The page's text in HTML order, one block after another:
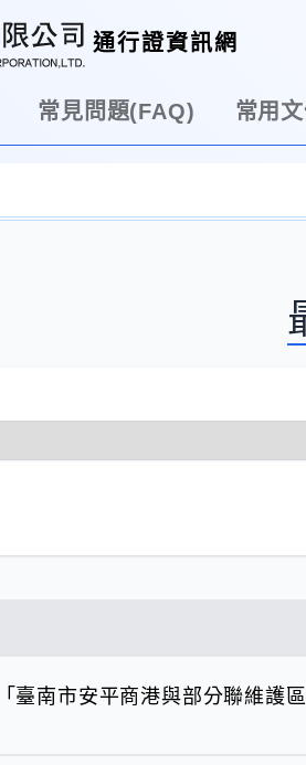
通行證資訊網
常見問題(FAQ) 常用
臺南市安平商港與部分聯維護